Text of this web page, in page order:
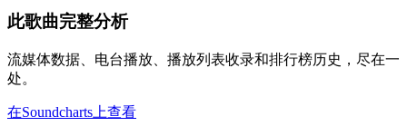
此歌曲完整分析
流媒体数据、电台播放、播放列表收录和排行榜历史，尽在一
处。
在Soundcharts上查看